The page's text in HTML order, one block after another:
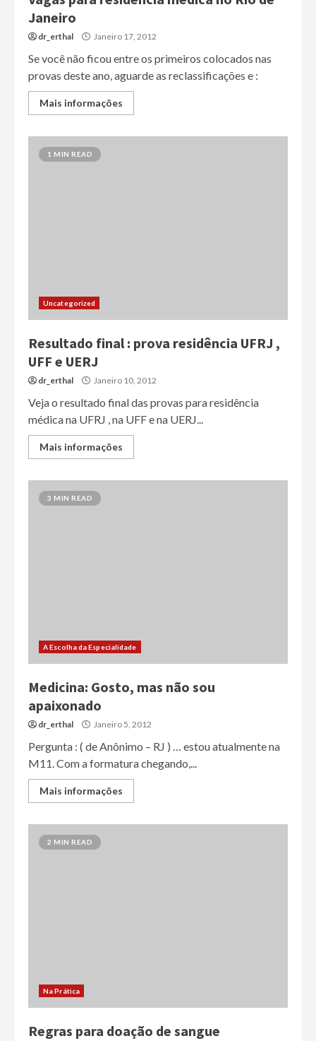
Janeiro
dr_erthal Janeiro 17, 2012
Se você não ficou entre os primeiros colocados nas
provas deste ano, aguarde as reclassificações e :
Mais informações
1 MIN READ
Uncategorized
Resultado final : prova residência UFRJ ,
UFF e UERJ
dr_erthal Janeiro 10, 2012
Veja o resultado final das provas para residência
médica na UFRJ , na UFF e na UERJ...
Mais informações
3 MIN READ
A Escolha da Especialidade
Medicina: Gosto, mas não sou
apaixonado
dr_erthal Janeiro 5, 2012
Pergunta : ( de Anônimo – RJ ) … estou atualmente na
M11. Com a formatura chegando,...
Mais informações
2 MIN READ
Na Prática
Regras para doação de sangue